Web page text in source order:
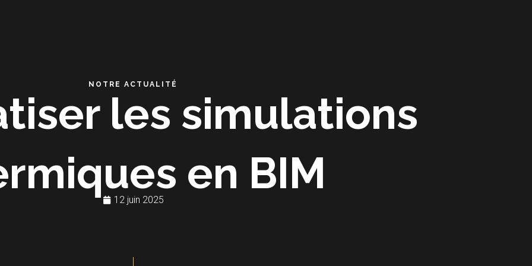
NOTRE ACTUALITÉ
les simulations
en BIM
12 juin 2025